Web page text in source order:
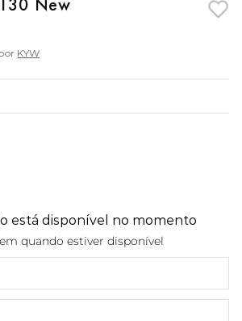
KYW
está disponível no momento
quando estiver disponível